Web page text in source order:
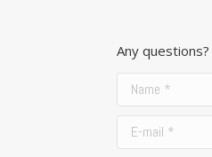
Any
Name *
E-mail *